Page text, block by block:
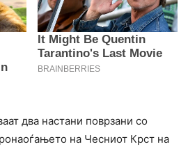
два настани поврзани со
на Чесниот Крст на